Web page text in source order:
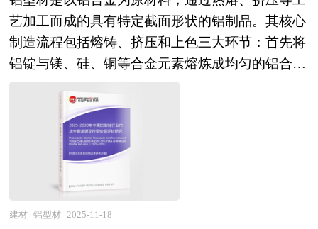
时也是企业发展的核心管理工具。作为中国最早的
投融资策划专业公司之一，中研普华具有：一流专
家团队、丰富编制经验、数百个可查询案例、国际
规范、质量超值。 《2025-2030年特种建材项目商
业计划书》由中研普华咨询公司领衔撰写，依托中
研普华庞大的细分市场数据库，在大量周密的市场
调研基础上，主要依据了国家统计局、国家商务
部、国家海关总署、特种建材相关行业协会、中国
行业研究网的基础信息，对我国特种建材行业的供
给与需求状况、市场格局与分布等多方面进行了分
析，并紧密结合项目情况对特种建材项目未来发展
水泥专业研究单位等公布和提供的大量资料。对我
国水泥的行业现状、市场各类经营指标的情况、重
点企业状况、区域市场发展情况等内容进行详细的
尽深入的分析，并根据水泥行业的政策经济发展环
境对水泥行业潜在的风险和防范建议进行分析。
《2025年版水泥产业规划专项研究报告》由中研产
业规划院领衔制作，精英专家团队在上千个重大项
目积累了宝贵经验，为项目成功落地保驾护航。中
研产业规划院率先在业内提出“全流程一体化”综合
材行业正处于政策强制约束、技术深度迭代与市场
需求觉醒三重因素叠加的战略机遇期。政策层面，
国家颁布《绿色建筑行动方案》，将环保建材优先
选用纳入强制性要求，新建公共建筑项目绿色建材
使用比例设定了明确底线，各地政府投资项目强制
采用再生骨料混凝土等环保材料，倒逼产业从试点
推广走向全面强制应用。技术层面，工业互联网与
传感器技术为智能调温玻璃、自修复混凝土等创新
产品提供硬件支撑，BIPV光伏建材与固废再生建
材成为技术突破的主要方向，部分创新型产品在特
定区域市场已形成差异化竞争优势。认证体系层
艺加工而成的具有特定截面形状的铝制品。其核心
制造流程包括熔铸、挤压和上色三大环节：首先将
铝锭与镁、硅、铜等合金元素熔炼成均匀的铝合金
成从简单矩形到复杂异形在内的多样化截面结构，
最终经氧化、电泳涂装、粉末喷涂或木纹转印等表
面处理工艺，赋予其耐腐蚀、美观等特性。 铝型
材研究报告对铝型材行业研究的内容和方法进行全
面的阐述和论证，对研究过程中所获取的铝型材资
料进行全面系统的整理和分析，通过图表、统计结
建材 铝型材 2025-11-18